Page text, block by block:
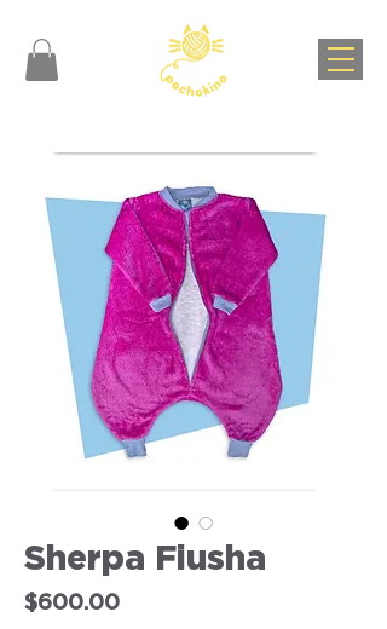
Sherpa Fiusha
$600.00Precio